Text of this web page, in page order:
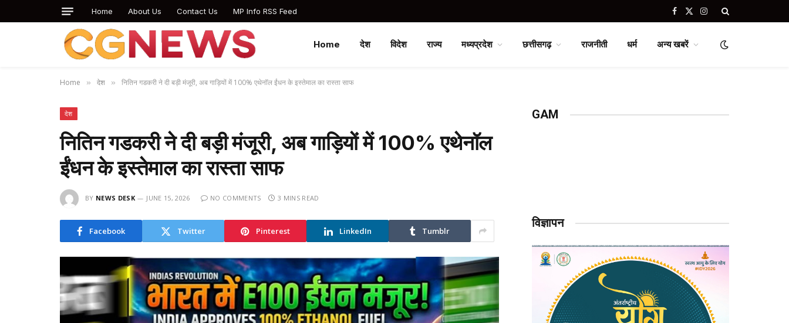
Home About Us Contact Us MP Info RSS Feed Facebook
X
Instagram
Home देश विदेश राज्य मध्यप्रदेश छत्तीसगढ़ राजनीती धर्म अन्य खबरें
Home » देश » नितिन गडकरी ने दी बड़ी मंजूरी, अब गाड़ियों में 100% एथेनॉल ईंधन के इस्तेमाल का रास्ता साफ
देश
नितिन गडकरी ने दी बड़ी मंजूरी, अब गाड़ियों में 100% एथेनॉल
ईंधन के इस्तेमाल का रास्ता साफ
BY NEWS DESK JUNE 15, 2026 NO COMMENTS 3 MINS READ
Facebook Twitter Pinterest LinkedIn Tumblr
GAM
विज्ञापन